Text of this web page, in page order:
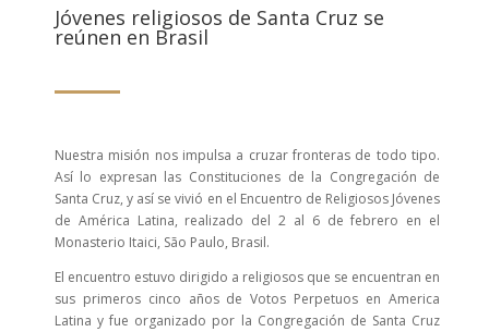
Jóvenes religiosos de Santa Cruz se
reúnen en Brasil
Nuestra misión nos impulsa a cruzar fronteras de todo tipo.
Así lo expresan las Constituciones de la Congregación de
Santa Cruz, y así se vivió en el Encuentro de Religiosos Jóvenes
de América Latina, realizado del 2 al 6 de febrero en el
Monasterio Itaici, São Paulo, Brasil.
El encuentro estuvo dirigido a religiosos que se encuentran en
sus primeros cinco años de Votos Perpetuos en America
Latina y fue organizado por la Congregación de Santa Cruz